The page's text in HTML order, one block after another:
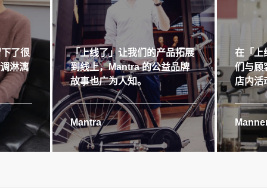
了很
淋漓
「上线了」让我们的产品拓展
到线上，Mantra 的公益品牌
故事也广为人知。
Mantra
在「上
们与顾
店内活